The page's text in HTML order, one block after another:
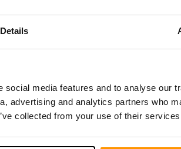
Details
media features and to analyse our
advertising and analytics partners who
collected from your use of their
tạo Minecraft
→ Máy chủ trò chơi → Thêm máy chủ trò chơi